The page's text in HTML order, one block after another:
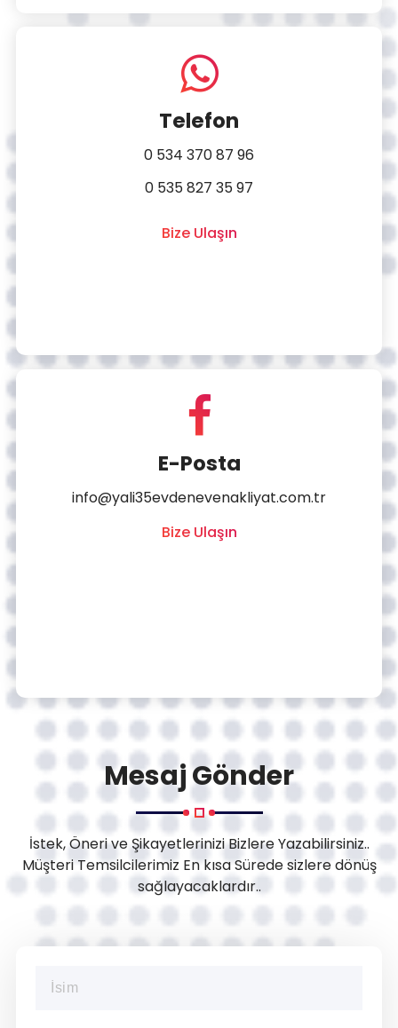
Telefon
0 534 370 87 96
0 535 827 35 97
Bize Ulaşın
E-Posta
info@yali35evdenevenakliyat.com.tr
Bize Ulaşın
Mesaj Gönder
İstek, Öneri ve Şikayetlerinizi Bizlere Yazabilirsiniz..
Müşteri Temsilcilerimiz En kısa Sürede sizlere dönüş
sağlayacaklardır..